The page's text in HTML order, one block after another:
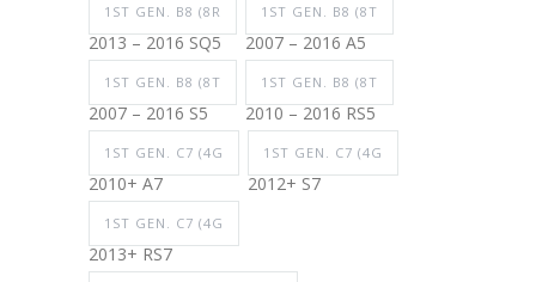
1ST GEN. B8 (8R
2013 – 2016 SQ5
1ST GEN. B8 (8T
2007 – 2016 A5
1ST GEN. B8 (8T
2007 – 2016 S5
1ST GEN. B8 (8T
2010 – 2016 RS5
1ST GEN. C7 (4G
2010+ A7
1ST GEN. C7 (4G
2012+ S7
1ST GEN. C7 (4G
2013+ RS7